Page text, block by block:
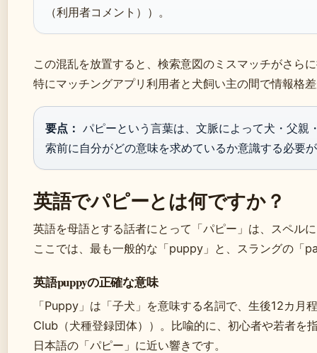
（利用者コメント））。
この混乱を放置すると、検索意図のミスマッチがさら
特にマッチングアプリ利用者と犬飼い主の間で情報格
要点： パピーという言葉は、文脈によって犬・父親
索前に自分がどの意味を求めているか意識する必要
英語でパピーとは何ですか？
英語を母語とする話者にとって「パピー」は、スペル
ここでは、最も一般的な「puppy」と、スラングの「
英語puppyの正確な意味
「Puppy」は「子犬」を意味する名詞で、生後12カ
Club（犬種登録団体））。比喩的に、初心者や若者を
日本語の「パピー」に近い響きです。